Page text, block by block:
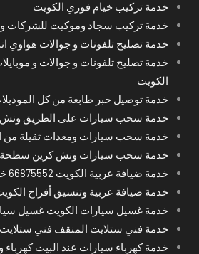
خدمة تركيب خيام فوري الكويت
خدمة تركيب سجاد وموكيت للشركات
خدمة تصليح تلفونات و جوالات هواوي
خدمة تصليح تلفونات و جوالات و
الكويت
خدمة توصيل حبر طابعة من كل
خدمة سحب سيارات على الطريق
خدمة سحب سيارات ومعدات ثقيلة من
خدمة سحب سيارات ونش كرين سطحة
خدمة ضيافة عربية الكويت 66875552 خدمة فورية
خدمة ضيافة عربية وتنسيق أفراح
خدمة غسيل سيارات الكويت غسيل
خدمة فني ستلايت المنقف فني
خدمة كهرباء سيارات عند البيت كهرباء